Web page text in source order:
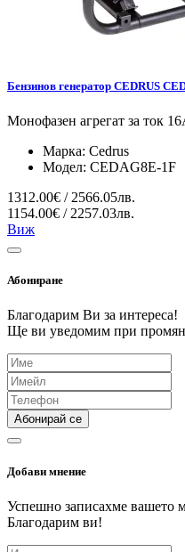
Бензинов генератор CEDRUS
Монофазен агрегат за ток
Марка: Cedrus
Модел: CEDAG8E-1F
1312.00€ / 2566.05лв.
1154.00€ / 2257.03лв.
Виж
Абониране
Благодарим Ви за интереса!
Ще ви уведомим при
Абонирай се
Добави мнение
Успешно записахме вашето
Благодарим ви!